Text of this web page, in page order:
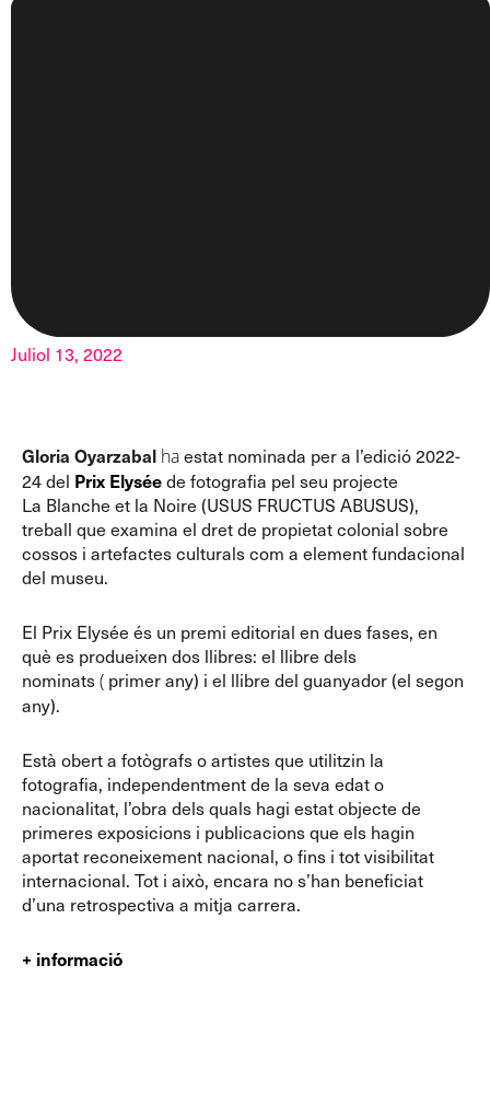
Juliol 13, 2022
Gloria Oyarzabal haestat nominada per a l’edició 2022-
24 del Prix Elyséede fotografia pel seu projecte
La Blanche et la Noire (USUS FRUCTUS ABUSUS),
treball que examina el dret de propietat colonial sobre
cossos i artefactes culturals com a element fundacional
del museu.
El Prix Elysée és un premi editorial en dues fases, en
què es produeixen dos llibres: el llibre dels
nominats( primer any) i el llibre del guanyador (el segon
any).
Està obert a fotògrafs o artistes que utilitzin la
fotografia, independentment de la seva edat o
nacionalitat, l’obra dels quals hagi estat objecte de
primeres exposicions i publicacions que els hagin
aportat reconeixement nacional, o fins i tot visibilitat
internacional. Tot i això, encara no s’han beneficiat
d’una retrospectiva a mitja carrera.
+ informació